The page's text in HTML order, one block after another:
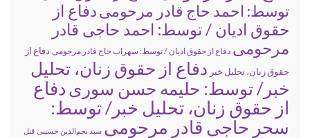
توسط: احمد حاج قادر مرحومیدفاع از
حقوق ادیان / توسط: احمد حاجی قادر
مرحومی دفاع از حقوق ادیان / توسط: سهراب حاج قادر مرحومی دفاع از
حقوق زنان، تحلیل خبر دفاع از حقوق زنان، تحلیل
خبر/ توسط: حلیمه حسن سوری دفاع
از حقوق زنان، تحلیل خبر/ توسط:
سحر حاجی قادر مرحومی سید نجم‌الدین حسینی قتل